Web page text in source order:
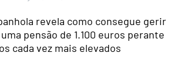
revela como consegue gerir
pensão de 1.100 euros perante
cada vez mais elevados